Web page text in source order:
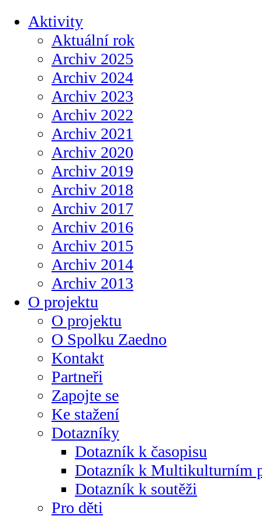
Aktivity
Aktuální rok
Archiv 2025
Archiv 2024
Archiv 2023
Archiv 2022
Archiv 2021
Archiv 2020
Archiv 2019
Archiv 2018
Archiv 2017
Archiv 2016
Archiv 2015
Archiv 2014
Archiv 2013
O projektu
O projektu
O Spolku Zaedno
Kontakt
Partneři
Zapojte se
Ke stažení
Dotazníky
Dotazník k časopisu
Dotazník k Multikulturním
Dotazník k soutěži
Pro děti